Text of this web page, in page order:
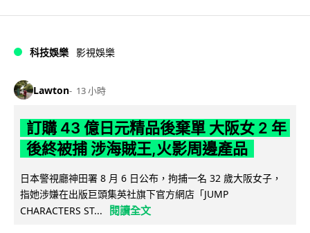
科技娛樂 影視娛樂
Lawton 13 小時
訂購 43 億日元精品後棄單 大阪女 2 年
後終被捕 涉海賊王,火影周邊產品
日本警視廳神田署 8 月 6 日公布，拘捕一名 32 歲大阪女子，
指她涉嫌在出版巨頭集英社旗下官方網店「JUMP
CHARACTERS ST...
閱讀全文